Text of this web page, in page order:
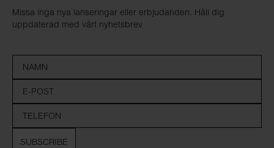
Missa inga nya lanseringar eller erbjudanden. Håll dig
uppdaterad med vårt nyhetsbrev
SUBSCRIBE